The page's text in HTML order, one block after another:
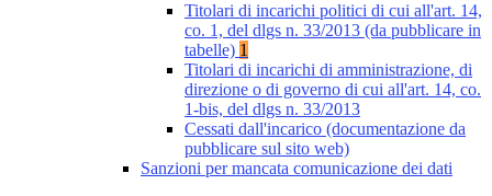
Titolari di incarichi politici di cui all'art. 14,
co. 1, del dlgs n. 33/2013 (da pubblicare in
tabelle) 1
Titolari di incarichi di amministrazione, di
direzione o di governo di cui all'art. 14, co.
1-bis, del dlgs n. 33/2013
Cessati dall'incarico (documentazione da
pubblicare sul sito web)
Sanzioni per mancata comunicazione dei dati